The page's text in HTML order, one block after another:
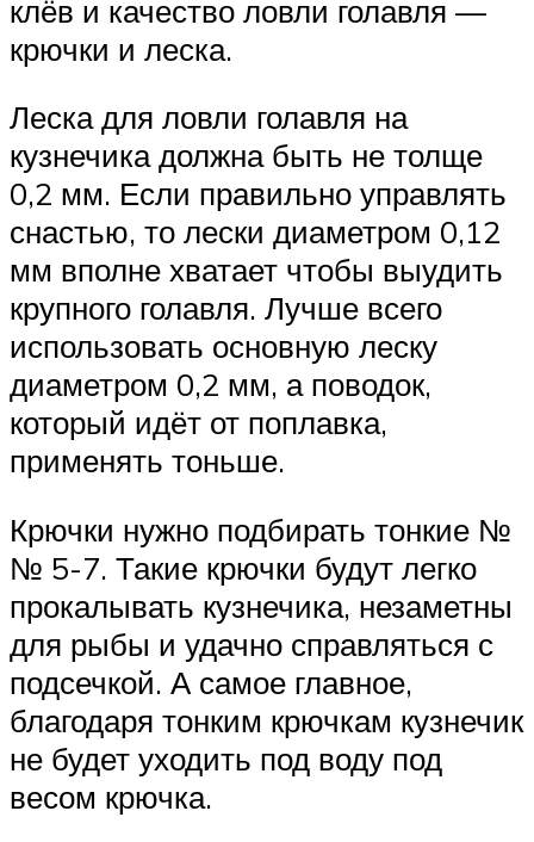
клёв и качество ловли голавля —
крючки и леска.
Леска для ловли голавля на
кузнечика должна быть не толще
0,2 мм. Если правильно управлять
снастью, то лески диаметром 0,12
мм вполне хватает чтобы выудить
крупного голавля. Лучше всего
использовать основную леску
диаметром 0,2 мм, а поводок,
который идёт от поплавка,
применять тоньше.
Крючки нужно подбирать тонкие №
№ 5-7. Такие крючки будут легко
прокалывать кузнечика, незаметны
для рыбы и удачно справляться с
подсечкой. А самое главное,
благодаря тонким крючкам кузнечик
не будет уходить под воду под
весом крючка.